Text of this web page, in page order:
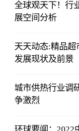
全球观天下！行
展空间分析
天天动态:精品
发展现状及前景
城市供热行业调
争激烈
环球要闻：2022